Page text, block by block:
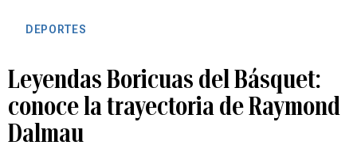
DEPORTES
Leyendas Boricuas del Básquet:
conoce la trayectoria de Raymond
Dalmau